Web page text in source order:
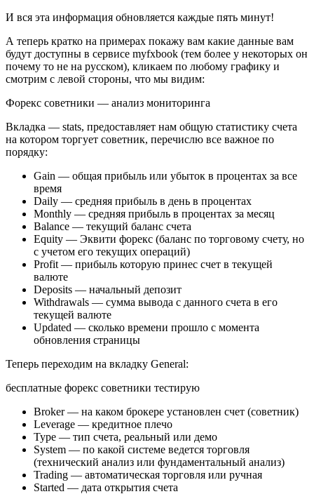
И вся эта информация обновляется каждые пять минут!
А теперь кратко на примерах покажу вам какие данные вам
будут доступны в сервисе myfxbook (тем более у некоторых он
почему то не на русском), кликаем по любому графику и
смотрим с левой стороны, что мы видим:
Форекс советники — анализ мониторинга
Вкладка — stats, предоставляет нам общую статистику счета
на котором торгует советник, перечислю все важное по
порядку:
Gain — общая прибыль или убыток в процентах за все
время
Daily — средняя прибыль в день в процентах
Monthly — средняя прибыль в процентах за месяц
Balance — текущий баланс счета
Equity — Эквити форекс (баланс по торговому счету, но
с учетом его текущих операций)
Profit — прибыль которую принес счет в текущей
валюте
Deposits — начальный депозит
Withdrawals — сумма вывода с данного счета в его
текущей валюте
Updated — сколько времени прошло с момента
обновления страницы
Теперь переходим на вкладку General:
бесплатные форекс советники тестирую
Broker — на каком брокере установлен счет (советник)
Leverage — кредитное плечо
Type — тип счета, реальный или демо
System — по какой системе ведется торговля
(технический анализ или фундаментальный анализ)
Trading — автоматическая торговля или ручная
Started — дата открытия счета